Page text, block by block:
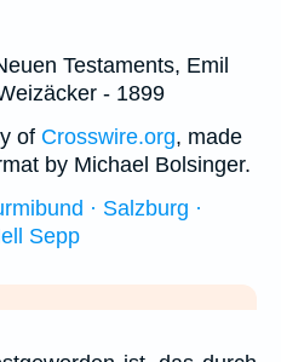
Testaments, Emil
- 1899
of Crosswire.org, made
by Michael Bolsinger.
· Salzburg ·
Sepp